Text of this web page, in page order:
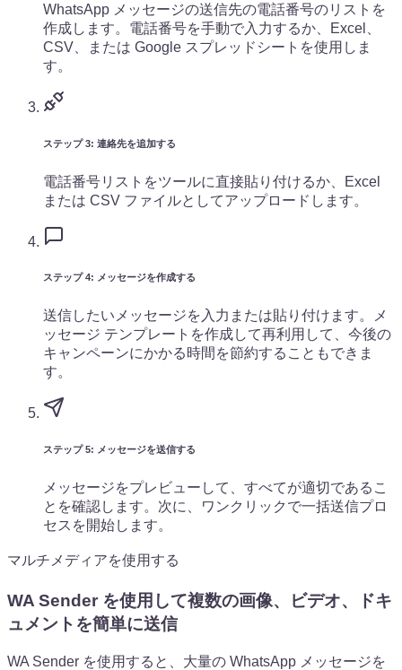
WhatsApp メッセージの送信先の電話番号のリストを
作成します。電話番号を手動で入力するか、Excel、
CSV、または Google スプレッドシートを使用しま
す。
ステップ 3: 連絡先を追加する
電話番号リストをツールに直接貼り付けるか、Excel
または CSV ファイルとしてアップロードします。
ステップ 4: メッセージを作成する
送信したいメッセージを入力または貼り付けます。メ
ッセージ テンプレートを作成して再利用して、今後の
キャンペーンにかかる時間を節約することもできま
す。
ステップ 5: メッセージを送信する
メッセージをプレビューして、すべてが適切であるこ
とを確認します。次に、ワンクリックで一括送信プロ
セスを開始します。
マルチメディアを使用する
WA Sender を使用して複数の画像、ビデオ、ドキ
ュメントを簡単に送信
WA Sender を使用すると、大量の WhatsApp メッセージを